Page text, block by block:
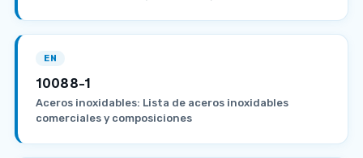
EN
10088-1
Aceros inoxidables: Lista de aceros inoxidables
comerciales y composiciones